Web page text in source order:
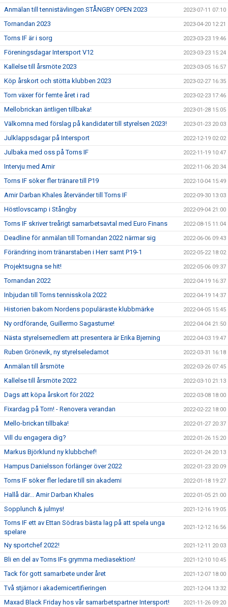
Anmälan till tennistävlingen STÅNGBY OPEN 2023 2023-07-11 07:10
Tornandan 2023 2023-04-20 12:21
Torns IF är i sorg 2023-03-23 19:46
Föreningsdagar Intersport V12 2023-03-23 15:24
Kallelse till årsmöte 2023 2023-03-05 16:57
Köp årskort och stötta klubben 2023 2023-02-27 16:35
Torn växer för femte året i rad 2023-02-23 17:46
Mellobrickan äntligen tillbaka! 2023-01-28 15:05
Välkomna med förslag på kandidater till styrelsen 2023! 2023-01-23 20:03
Julklappsdagar på Intersport 2022-12-19 02:02
Julbaka med oss på Torns IF 2022-11-19 10:47
Intervju med Amir 2022-11-06 20:34
Torns IF söker fler tränare till P19 2022-10-04 15:49
Amir Darban Khales återvänder till Torns IF 2022-09-30 13:03
Höstlovscamp i Stångby 2022-09-04 21:00
Torns IF skriver treårigt samarbetsavtal med Euro Finans 2022-08-15 11:04
Deadline för anmälan till Tornandan 2022 närmar sig 2022-06-06 09:43
Förändring inom tränarstaben i Herr samt P19-1 2022-05-22 18:02
Projektsugna se hit! 2022-05-06 09:37
Tornandan 2022 2022-04-19 16:37
Inbjudan till Torns tennisskola 2022 2022-04-19 14:37
Historien bakom Nordens populäraste klubbmärke 2022-04-05 15:45
Ny ordförande, Guillermo Sagastume! 2022-04-04 21:50
Nästa styrelsemedlem att presentera är Erika Bjerning 2022-04-03 19:47
Ruben Grönevik, ny styrelseledamot 2022-03-31 16:18
Anmälan till årsmöte 2022-03-26 07:45
Kallelse till årsmöte 2022 2022-03-10 21:13
Dags att köpa årskort för 2022 2022-03-08 18:00
Fixardag på Torn! - Renovera verandan 2022-02-22 18:00
Mello-brickan tillbaka! 2022-01-27 20:37
Vill du engagera dig? 2022-01-26 15:20
Markus Björklund ny klubbchef! 2022-01-24 20:13
Hampus Danielsson förlänger över 2022 2022-01-23 20:09
Torns IF söker fler ledare till sin akademi 2022-01-18 19:27
Hallå där... Amir Darban Khales 2022-01-05 21:00
Sopplunch & julmys! 2021-12-16 19:05
Torns IF ett av Ettan Södras bästa lag på att spela unga
spelare
2021-12-12 16:56
Ny sportchef 2022! 2021-12-11 20:03
Bli en del av Torns IFs grymma mediasektion! 2021-12-10 10:45
Tack för gott samarbete under året 2021-12-07 18:00
Två stjärnor i akademicertifieringen 2021-12-04 13:32
Maxad Black Friday hos vår samarbetspartner Intersport! 2021-11-26 09:20